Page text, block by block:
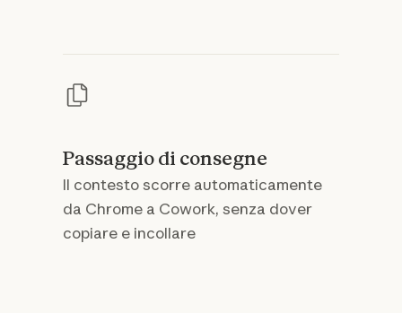
Passaggio di consegne
Il contesto scorre automaticamente
da Chrome a Cowork, senza dover
copiare e incollare